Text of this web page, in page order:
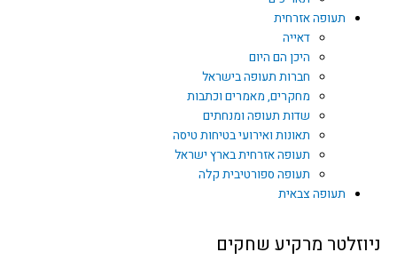
תעופה אזרחית
דאייה
היכן הם היום
חברות תעופה בישראל
מחקרים, מאמרים וכתבות
שדות תעופה ומנחתים
תאונות ואירועי בטיחות טיסה
תעופה אזרחית בארץ ישראל
תעופה ספורטיבית קלה
תעופה צבאית
ניוזלטר מרקיע שחקים